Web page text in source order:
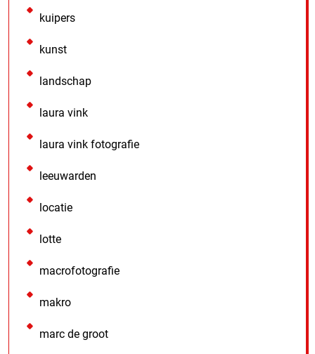
kuipers
kunst
landschap
laura vink
laura vink fotografie
leeuwarden
locatie
lotte
macrofotografie
makro
marc de groot